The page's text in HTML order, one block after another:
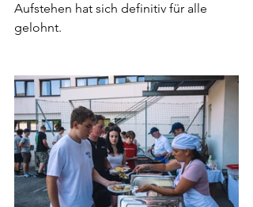
Aufstehen hat sich definitiv für alle
gelohnt.